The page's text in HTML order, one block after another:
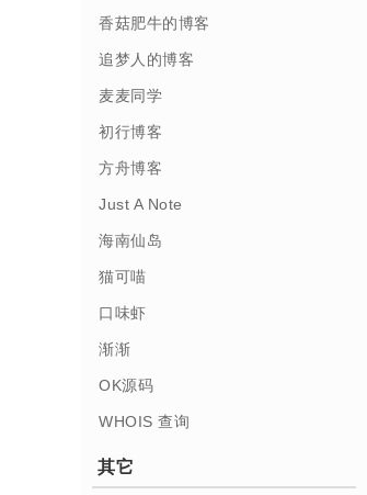
香菇肥牛的博客
追梦人的博客
麦麦同学
初行博客
方舟博客
Just A Note
海南仙岛
猫可喵
口味虾
渐渐
OK源码
WHOIS 查询
其它